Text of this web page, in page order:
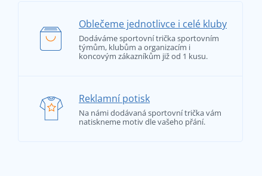
Oblečeme jednotlivce i celé kluby
Dodáváme sportovní trička sportovním
týmům, klubům a organizacím i
koncovým zákazníkům již od 1 kusu.
Reklamní potisk
Na námi dodávaná sportovní trička vám
natiskneme motiv dle vašeho přání.